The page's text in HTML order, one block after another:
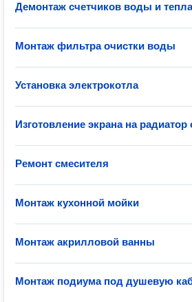
Демонтаж счетчиков воды и тепла
Монтаж фильтра очистки воды
Установка электрокотла
Изготовление экрана на радиатор
Ремонт смесителя
Монтаж кухонной мойки
Монтаж акрилловой ванны
Монтаж подиума под душевую